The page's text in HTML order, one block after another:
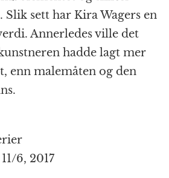
Slik sett har Kira Wagers en
Annerledes ville det
hadde lagt mer
enn malemåten og den
6, 2017